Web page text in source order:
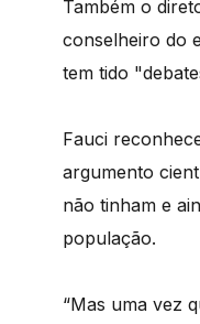
Também o
conselheiro do
tem tido
Fauci
argumento
não tinham e
população.
“Mas uma vez